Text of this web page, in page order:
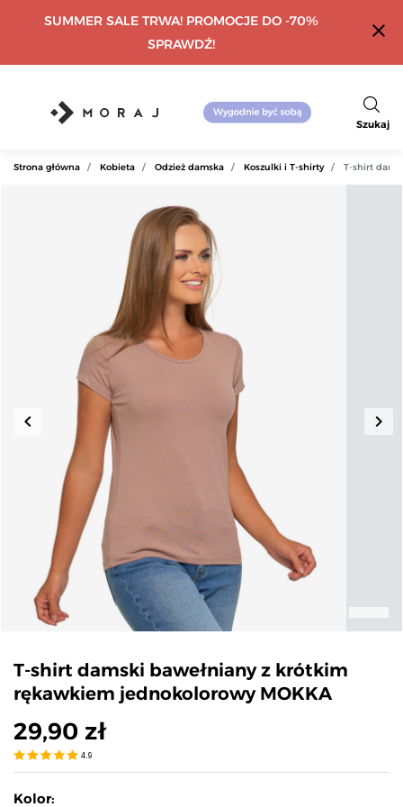
SUMMER SALE TRWA! PROMOCJE DO -70%
SPRAWDŹ!
close
Szukaj
Strona główna Kobieta Odzież damska Koszulki i T-shirty T-shirt
Poprzedni
keyboard_arrow_left keyboard_arrow_right
T-shirt damski bawełniany z krótkim
rękawkiem jednokolorowy MOKKA
29,90 zł
4.9
Kolor: